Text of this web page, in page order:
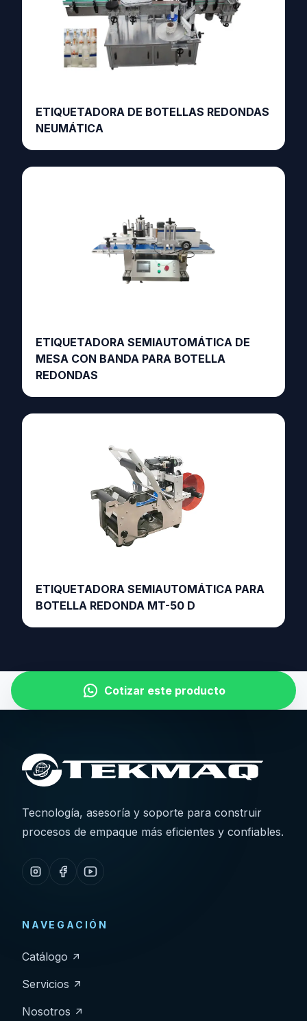
ETIQUETADORA DE BOTELLAS REDONDAS
NEUMÁTICA
ETIQUETADORA SEMIAUTOMÁTICA DE
MESA CON BANDA PARA BOTELLA
REDONDAS
ETIQUETADORA SEMIAUTOMÁTICA PARA
BOTELLA REDONDA MT-50 D
Cotizar este producto
Tecnología, asesoría y soporte para construir
procesos de empaque más eficientes y confiables.
NAVEGACIÓN
Catálogo
Servicios
Nosotros